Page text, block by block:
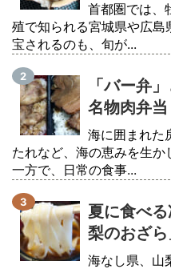
首都圏では、
殖で知られる宮城県や広
宝されるのも、旬が...
「バー弁
名物肉弁当
海に囲まれた
たれなど、海の恵みを生
一方で、日常の食事...
夏に食べ
梨のおざら
海なし県、山